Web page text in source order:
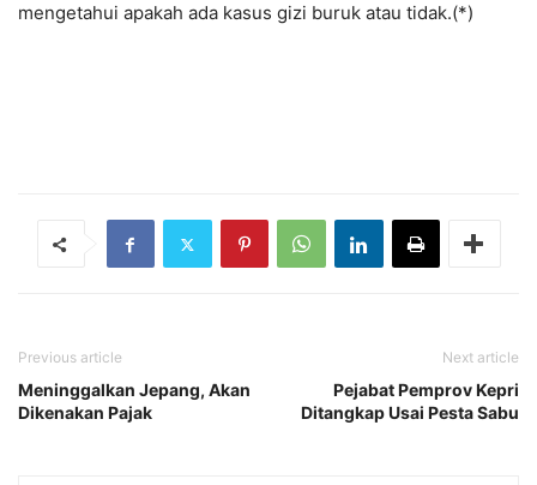
mengetahui apakah ada kasus gizi buruk atau tidak.(*)
Previous article
Meninggalkan Jepang, Akan
Dikenakan Pajak
Next article
Pejabat Pemprov Kepri
Ditangkap Usai Pesta Sabu